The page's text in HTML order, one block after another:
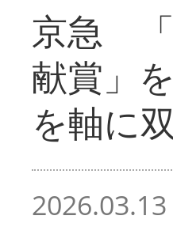
京急 「
献賞」
を軸に
2026.03.13